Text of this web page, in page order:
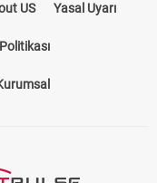
US Yasal Uyarı